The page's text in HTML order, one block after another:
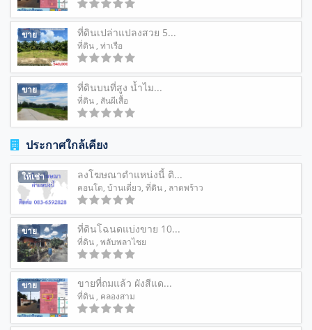
ขาย ที่ดินเปล่าแปลงสวย 5...
ที่ดิน, ท่าเรือ
ขาย ที่ดินบนที่สูง น้ำไม...
ที่ดิน , สันผีเสื้อ
ประกาศใกล้เคียง
ให้เช่า ลงโฆษณาตำแหน่งนี้ ติ...
คอนโด, บ้านเดี่ยว, ที่ดิน , ลาดพร้าว
ขาย ที่ดินโฉนดแบ่งขาย 10...
ที่ดิน , พลับพลาไชย
ขาย ขายที่ถมแล้ว ผังสีแด...
ที่ดิน, คลองสาม